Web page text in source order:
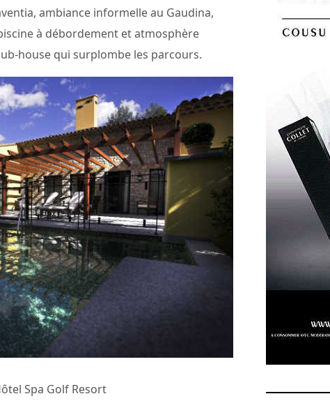
ambiance informelle au Gaudina,
à débordement et atmosphère
house qui surplombe les parcours.
Spa Golf Resort